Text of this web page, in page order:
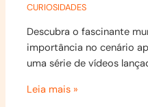
CURIOSIDADES
Descubra o fascinante
importância no cenário
uma série de vídeos
Leia mais »